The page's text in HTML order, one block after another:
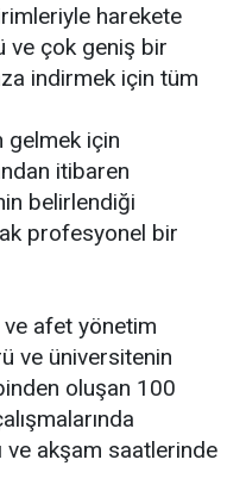
harekete
ve çok geniş bir
indirmek için tüm
gelmek için
itibaren
belirlendiği
profesyonel bir
ve afet yönetim
ve üniversitenin
oluşan 100
ve akşam saatlerinde